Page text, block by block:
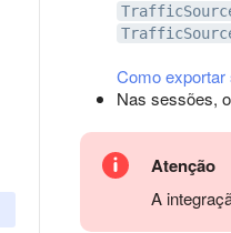
Como
Nas sessões,
Atenção
A